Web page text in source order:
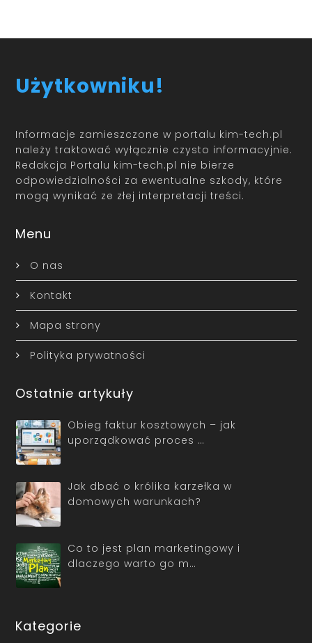
Użytkowniku!
Informacje zamieszczone w portalu kim-tech.pl
należy traktować wyłącznie czysto informacyjnie.
Redakcja Portalu kim-tech.pl nie bierze
odpowiedzialności za ewentualne szkody, które
mogą wynikać ze złej interpretacji treści.
Menu
O nas
Kontakt
Mapa strony
Polityka prywatności
Ostatnie artykuły
Obieg faktur kosztowych – jak
uporządkować proces …
Jak dbać o królika karzełka w
domowych warunkach?
Co to jest plan marketingowy i
dlaczego warto go m…
Kategorie